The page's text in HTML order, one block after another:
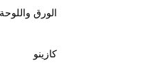
الورق واللوحة
كازينو